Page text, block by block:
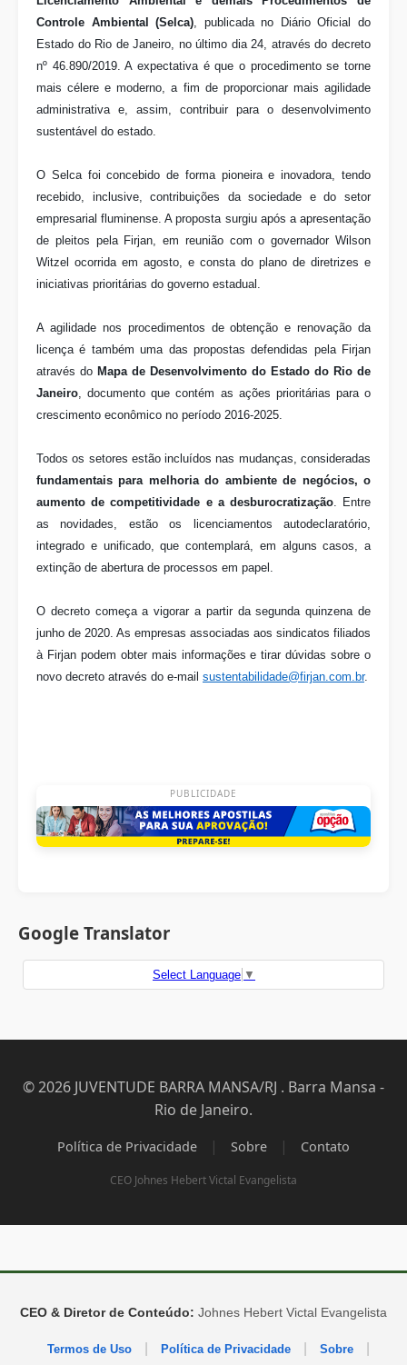
Controle Ambiental (Selca), publicada no Diário Oficial do
Estado do Rio de Janeiro, no último dia 24, através do decreto
nº 46.890/2019. A expectativa é que o procedimento se torne
mais célere e moderno, a fim de proporcionar mais agilidade
administrativa e, assim, contribuir para o desenvolvimento
sustentável do estado.
O Selca foi concebido de forma pioneira e inovadora, tendo
recebido, inclusive, contribuições da sociedade e do setor
empresarial fluminense. A proposta surgiu após a apresentação
de pleitos pela Firjan, em reunião com o governador Wilson
Witzel ocorrida em agosto, e consta do plano de diretrizes e
iniciativas prioritárias do governo estadual.
A agilidade nos procedimentos de obtenção e renovação da
licença é também uma das propostas defendidas pela Firjan
através do Mapa de Desenvolvimento do Estado do Rio de
Janeiro, documento que contém as ações prioritárias para o
crescimento econômico no período 2016-2025.
Todos os setores estão incluídos nas mudanças, consideradas
fundamentais para melhoria do ambiente de negócios, o
aumento de competitividade e a desburocratização. Entre
as novidades, estão os licenciamentos autodeclaratório,
integrado e unificado, que contemplará, em alguns casos, a
extinção de abertura de processos em papel.
O decreto começa a vigorar a partir da segunda quinzena de
junho de 2020. As empresas associadas aos sindicatos filiados
à Firjan podem obter mais informações e tirar dúvidas sobre o
novo decreto através do e-mail sustentabilidade@firjan.com.br.
PUBLICIDADE
Google Translator
Select Language ▼
© 2026 JUVENTUDE BARRA MANSA/RJ . Barra Mansa -
Rio de Janeiro.
Política de Privacidade | Sobre | Contato
CEO Johnes Hebert Victal Evangelista
CEO & Diretor de Conteúdo: Johnes Hebert Victal Evangelista
Termos de Uso Política de Privacidade Sobre